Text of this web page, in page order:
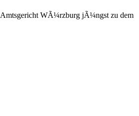
Amtsgericht WÃ¼rzburg jÃ¼ngst zu dem